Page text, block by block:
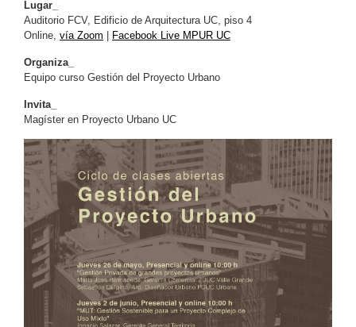
Lugar_
Auditorio FCV, Edificio de Arquitectura UC, piso 4
Online, vía Zoom Facebook Live MPUR UC
Organiza_
Equipo curso Gestión del Proyecto Urbano
Invita_
Magíster en Proyecto Urbano UC